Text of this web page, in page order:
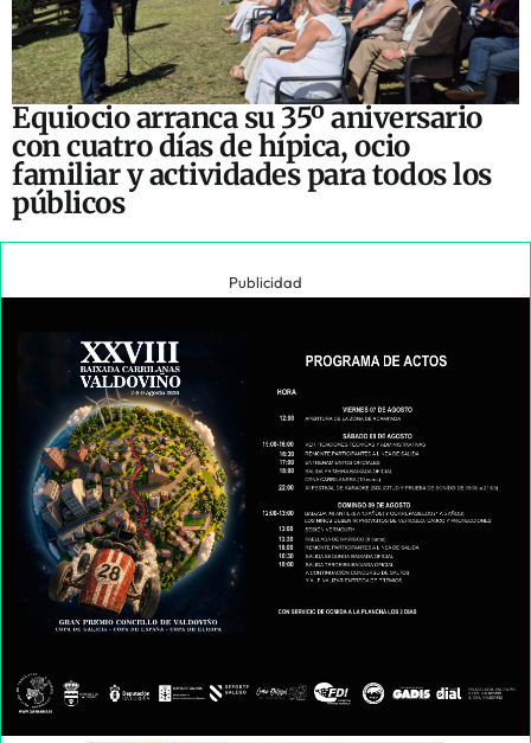
Equiocio arranca su 35º aniversario
con cuatro días de hípica, ocio
familiar y actividades para todos los
públicos
Publicidad